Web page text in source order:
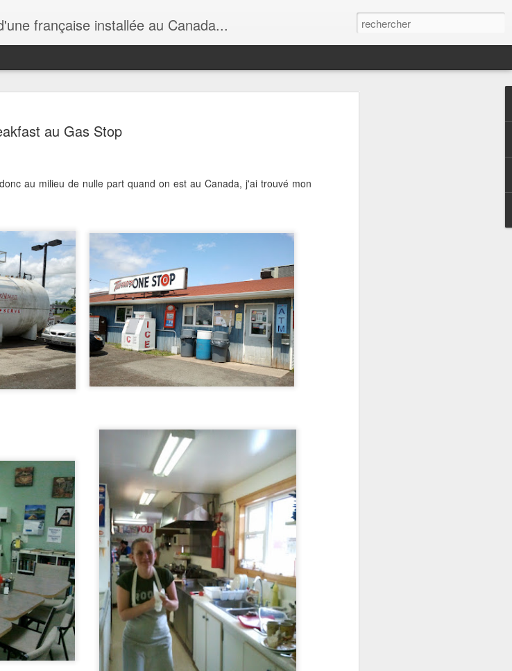
au Gas Stop
au milieu de nulle part quand on est au Canada, j'ai trouvé mon
française installée au Canada...